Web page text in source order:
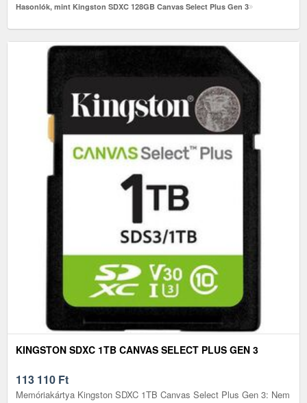
Hasonlók, mint Kingston SDXC 128GB Canvas Select Plus Gen 3
KINGSTON SDXC 1TB CANVAS SELECT PLUS GEN 3
113 110 Ft
Memóriakártya Kingston SDXC 1TB Canvas Select Plus Gen 3: Nem